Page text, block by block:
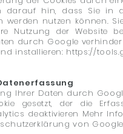
darauf hin, dass Sie in
werden nutzen können.
Nutzung der Website
durch Google
installieren: https://
Ihrer Daten durch
gesetzt, der die
deaktivieren Mehr
von